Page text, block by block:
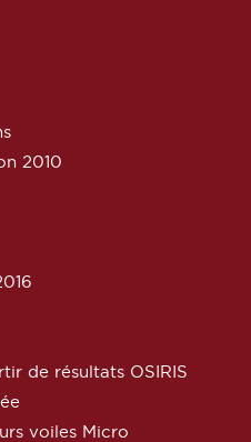
2010
de résultats OSIRIS
voiles Micro